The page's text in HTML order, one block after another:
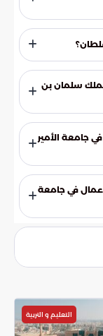
الأكاديمي
سلمان بن
جامعة الأمير
في جامعة
التعليم و التربية